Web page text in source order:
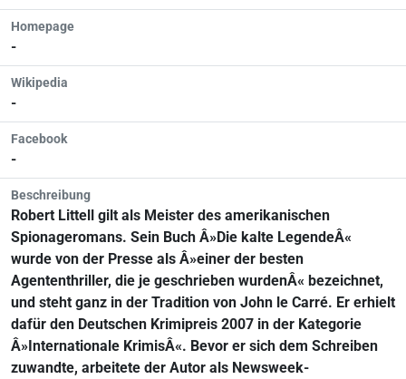
Homepage
-
Wikipedia
-
Facebook
-
Beschreibung
Robert Littell gilt als Meister des amerikanischen
Spionageromans. Sein Buch Â»Die kalte LegendeÂ«
wurde von der Presse als Â»einer der besten
Agententhriller, die je geschrieben wurdenÂ« bezeichnet,
und steht ganz in der Tradition von John le Carré. Er erhielt
dafür den Deutschen Krimipreis 2007 in der Kategorie
Â»Internationale KrimisÂ«. Bevor er sich dem Schreiben
zuwandte, arbeitete der Autor als Newsweek-